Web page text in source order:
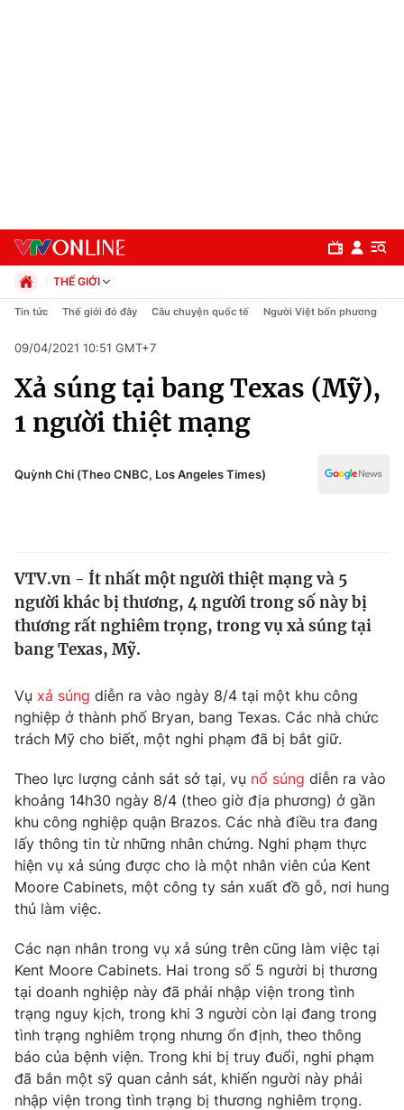
Chuyên mục
Chính trị
Thế giới
Tin tức
Thế giới đó đây
Câu chuyện quốc tế
Tài chính
Thị trường
Góc doanh nghiệp
Dữ liệu và đời sống
Truyền hình
Phim VTV
Hậu trường
Nhân vật
Giải sao mai
Giải trí
Điện ảnh
Âm nhạc
Sao
Đời sống
Du lịch
Làm đẹp
Chất lượng cuộc sống
Tuyển sinh
Học trực tuyến
Công nghệ
Hitech Công nghệ tương lai
Sản phẩm
Thị trường
Giao lưu trực tuyến
Lịch phát sóng
THẾ GIỚI
Chính trị
Pháp luật
Kinh tế
Thể thao
Truyền hình
Y tế
Tin tức Thế giới đó đây Câu chuyện quốc tế Người Việt bốn phương
09/04/2021 10:51 GMT+7
Xả súng tại bang Texas (Mỹ),
1 người thiệt mạng
Quỳnh Chi (Theo CNBC, Los Angeles Times)
VTV.vn - Ít nhất một người thiệt mạng và 5
người khác bị thương, 4 người trong số này bị
thương rất nghiêm trọng, trong vụ xả súng tại
bang Texas, Mỹ.
Vụ xả súng diễn ra vào ngày 8/4 tại một khu công
nghiệp ở thành phố Bryan, bang Texas. Các nhà chức
trách Mỹ cho biết, một nghi phạm đã bị bắt giữ.
Theo lực lượng cảnh sát sở tại, vụ nổ súng diễn ra vào
khoảng 14h30 ngày 8/4 (theo giờ địa phương) ở gần
khu công nghiệp quận Brazos. Các nhà điều tra đang
lấy thông tin từ những nhân chứng. Nghi phạm thực
hiện vụ xả súng được cho là một nhân viên của Kent
Moore Cabinets, một công ty sản xuất đồ gỗ, nơi hung
thủ làm việc.
Các nạn nhân trong vụ xả súng trên cũng làm việc tại
Kent Moore Cabinets. Hai trong số 5 người bị thương
tại doanh nghiệp này đã phải nhập viện trong tình
trạng nguy kịch, trong khi 3 người còn lại đang trong
tình trạng nghiêm trọng nhưng ổn định, theo thông
báo của bệnh viện. Trong khi bị truy đuổi, nghi phạm
đã bắn một sỹ quan cảnh sát, khiến người này phải
nhập viện trong tình trạng bị thương nghiêm trọng.